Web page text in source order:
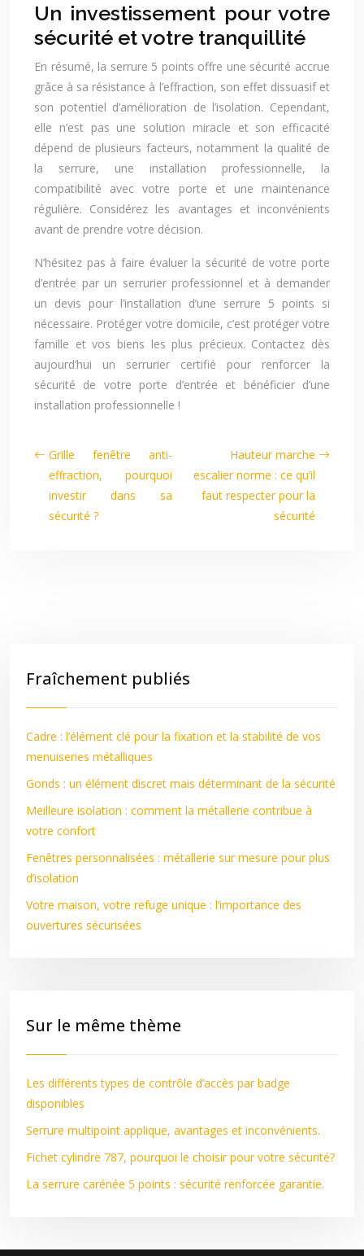
Un investissement pour votre
sécurité et votre tranquillité
En résumé, la serrure 5 points offre une sécurité accrue
grâce à sa résistance à l’effraction, son effet dissuasif et
son potentiel d’amélioration de l’isolation. Cependant,
elle n’est pas une solution miracle et son efficacité
dépend de plusieurs facteurs, notamment la qualité de
la serrure, une installation professionnelle, la
compatibilité avec votre porte et une maintenance
régulière. Considérez les avantages et inconvénients
avant de prendre votre décision.
N’hésitez pas à faire évaluer la sécurité de votre porte
d’entrée par un serrurier professionnel et à demander
un devis pour l’installation d’une serrure 5 points si
nécessaire. Protéger votre domicile, c’est protéger votre
famille et vos biens les plus précieux. Contactez dès
aujourd’hui un serrurier certifié pour renforcer la
sécurité de votre porte d’entrée et bénéficier d’une
installation professionnelle !
Grille fenêtre anti-
effraction, pourquoi
investir dans sa
sécurité ?
Hauteur marche
escalier norme : ce qu’il
faut respecter pour la
sécurité
Fraîchement publiés
Cadre : l’élément clé pour la fixation et la stabilité de vos
menuiseries métalliques
Gonds : un élément discret mais déterminant de la sécurité
Meilleure isolation : comment la métallerie contribue à
votre confort
Fenêtres personnalisées : métallerie sur mesure pour plus
d’isolation
Votre maison, votre refuge unique : l’importance des
ouvertures sécurisées
Sur le même thème
Les différents types de contrôle d’accès par badge
disponibles
Serrure multipoint applique, avantages et inconvénients.
Fichet cylindre 787, pourquoi le choisir pour votre sécurité?
La serrure carénée 5 points : sécurité renforcée garantie.